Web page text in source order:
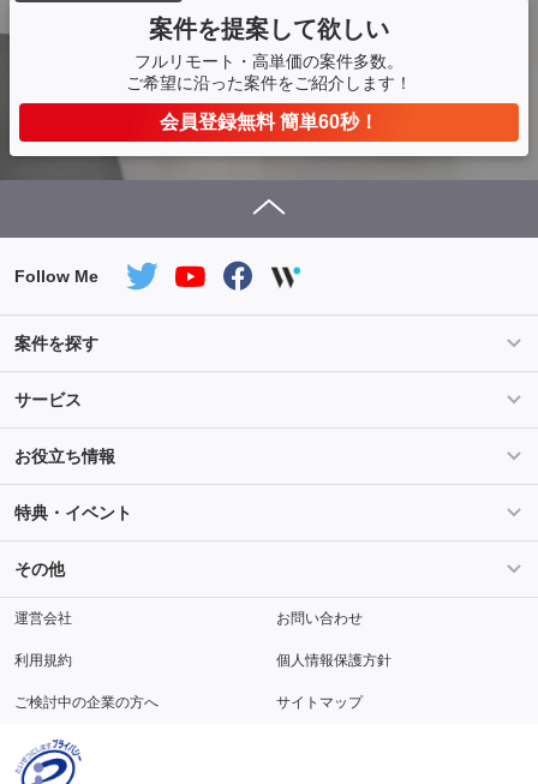
案件を提案して欲しい
フルリモート・高単価の案件多数。
ご希望に沿った案件をご紹介します！
会員登録無料 簡単60秒！
Follow Me
案件を探す
条件を指定して案件を探す
Salesforce案件特集 AWS案件特集
サービス
サービス紹介
ご登録から参画までの流れ フリーランスの声
お役立ち情報
ライフ
キャリア スキル・テクノロジー
特典・イベント
セミナー
その他
メディアパートナー 採用
運営会社 お問い合わせ
利用規約 個人情報保護方針
ご検討中の企業の方へ サイトマップ